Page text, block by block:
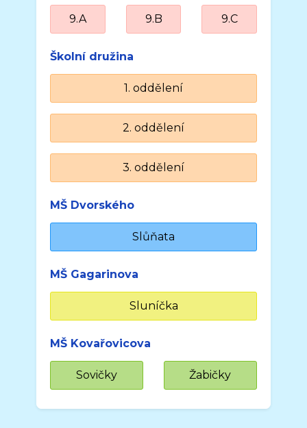
9.A 9.B 9.C
Školní družina
1. oddělení
2. oddělení
3. oddělení
MŠ Dvorského
Slůňata
MŠ Gagarinova
Sluníčka
MŠ Kovařovicova
Sovičky Žabičky